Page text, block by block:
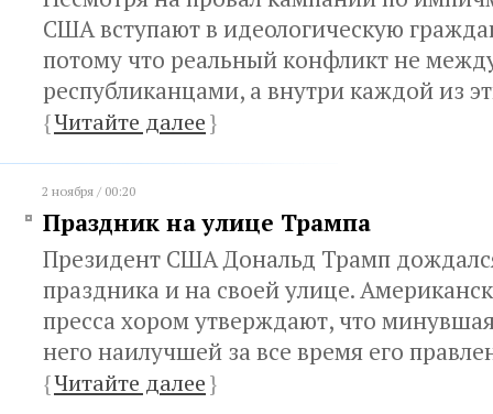
США вступают в идеологическую
потому что реальный конфликт не
республиканцами, а внутри каждой из
{Читайте далее}
2 ноября / 00:20
Праздник на улице Трампа
Президент США Дональд Трамп
праздника и на своей улице.
пресса хором утверждают, что
него наилучшей за все время его
{Читайте далее}